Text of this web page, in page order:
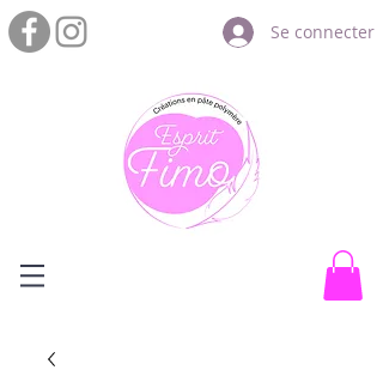
Se connecter